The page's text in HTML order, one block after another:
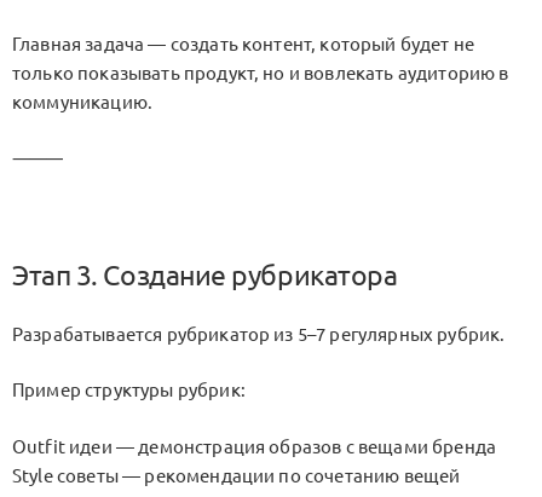
Главная задача — создать контент, который будет не
только показывать продукт, но и вовлекать аудиторию в
коммуникацию.
⸻
Этап 3. Создание рубрикатора
Разрабатывается рубрикатор из 5–7 регулярных рубрик.
Пример структуры рубрик:
Outfit идеи — демонстрация образов с вещами бренда
Style советы — рекомендации по сочетанию вещей